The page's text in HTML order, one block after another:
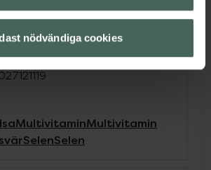
nödvändiga cookies
och samma tillskott för dagligt
MultivitaminMultivitamin
SelenSelen